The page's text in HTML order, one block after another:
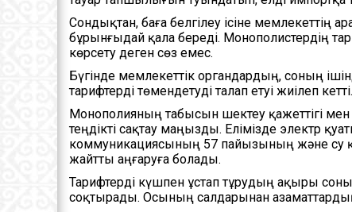
Сондықтан, баға белгілеу ісіне мемлекеттің
бұрынғыдай қала береді. Монополистердің
көрсету деген сөз емес.
Бүгінде мемлекеттік органдардың, соның
тарифтерді төмендетуді талап етуі жиілеп
Монополияның табысын шектеу қажеттігі
теңдікті сақтау маңызды. Елімізде электр
коммуникациясының 57 пайызының және су
жайтты аңғаруға болады.
Тарифтерді күшпен ұстап тұрудың ақыры
соқтырады. Осының салдарынан